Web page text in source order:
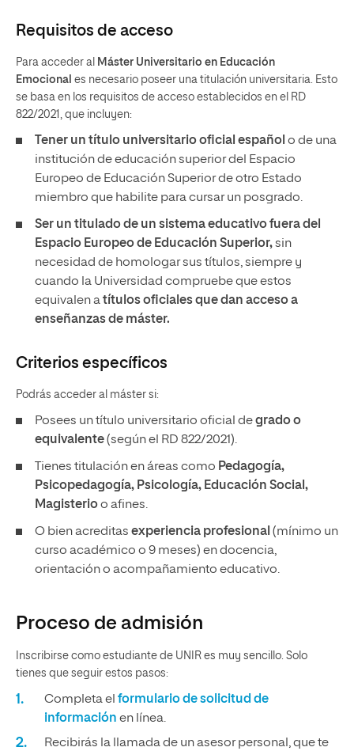
Requisitos de acceso
Para acceder al Máster Universitario en Educación
Emocional es necesario poseer una titulación universitaria. Esto
se basa en los requisitos de acceso establecidos en el RD
822/2021, que incluyen:
Tener un título universitario oficial español o de una
institución de educación superior del Espacio
Europeo de Educación Superior de otro Estado
miembro que habilite para cursar un posgrado.
Ser un titulado de un sistema educativo fuera del
Espacio Europeo de Educación Superior,sin
necesidad de homologar sus títulos, siempre y
cuando la Universidad compruebe que estos
equivalen atítulos oficiales que dan acceso a
enseñanzas de máster.
Criterios específicos
Podrás acceder al máster si:
Posees un título universitario oficial degrado o
equivalente(según el RD 822/2021).
Tienes titulación en áreas como Pedagogía,
Psicopedagogía, Psicología, Educación Social,
Magisterioo afines.
O bien acreditas experiencia profesional (mínimo un
curso académico o 9 meses) en docencia,
orientación o acompañamiento educativo.
Proceso de admisión
Inscribirse como estudiante de UNIR es muy sencillo. Solo
tienes que seguir estos pasos:
Completa el formulario de solicitud de
información en línea.
Recibirás la llamada de un asesor personal, que te